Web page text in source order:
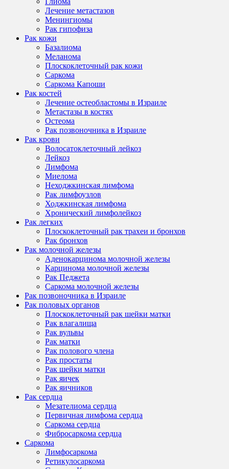
Лечение метастазов
Менингиомы
Рак гипофиза
Рак кожи
Базалиома
Меланома
Плоскоклеточный рак кожи
Саркома
Саркома Капоши
Рак костей
Лечение остеобластомы в Израиле
Метастазы в костях
Остеома
Рак позвоночника в Израиле
Рак крови
Волосатоклеточный лейкоз
Лейкоз
Лимфома
Миелома
Неходжкинская лимфома
Рак лимфоузлов
Ходжкинская лимфома
Хронический лимфолейкоз
Рак легких
Плоскоклеточный рак трахеи и бронхов
Рак бронхов
Рак молочной железы
Аденокарцинома молочной железы
Карцинома молочной железы
Рак Педжета
Саркома молочной железы
Рак позвоночника в Израиле
Рак половых органов
Плоскоклеточный рак шейки матки
Рак влагалища
Рак вульвы
Рак матки
Рак полового члена
Рак простаты
Рак шейки матки
Рак яичек
Рак яичников
Рак сердца
Мезателиома сердца
Первичная лимфома сердца
Саркома сердца
Фибросаркома сердца
Саркома
Лимфосаркома
Ретикулосаркома